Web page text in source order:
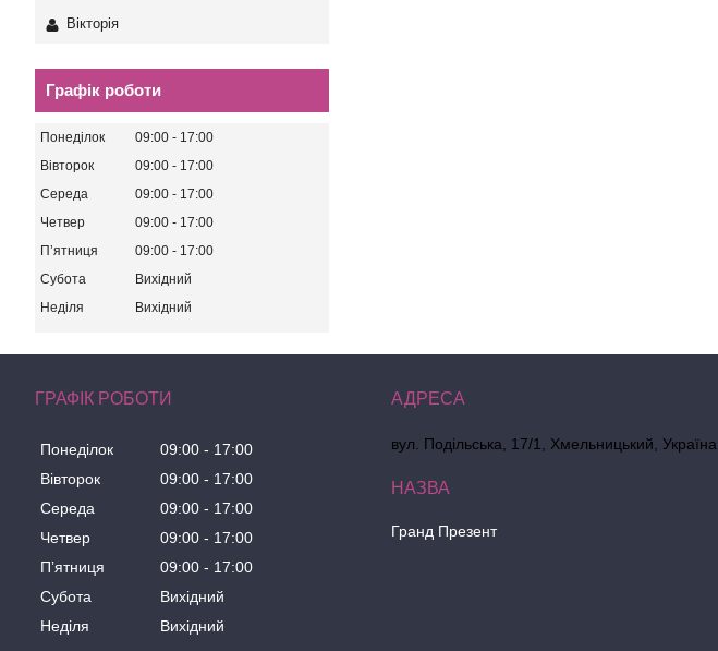
Вікторія
Графік роботи
Понеділок 09:00
17:00
Вівторок
09:00
17:00
Середа
09:00
17:00
Четвер
09:00
17:00
Пʼятниця
09:00
17:00
Субота
Вихідний
Неділя
Вихідний
ГРАФІК РОБОТИ
Понеділок 09:00
17:00
Вівторок
09:00
17:00
Середа
09:00
17:00
Четвер
09:00
17:00
Пʼятниця
09:00
17:00
Субота
Вихідний
Неділя
Вихідний
вул. Подільська, 17/1, Хмельницький, Україна
Гранд Презент